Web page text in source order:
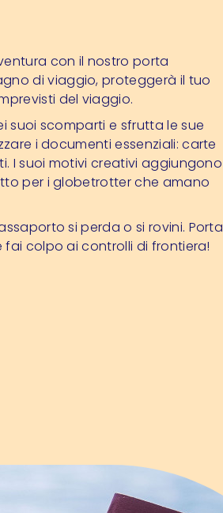
con il nostro porta
di viaggio, proteggerà il tuo
del viaggio.
suoi scomparti e sfrutta le sue
i documenti essenziali: carte
I suoi motivi creativi aggiungono
per i globetrotter che amano
si perda o si rovini. Porta
colpo ai controlli di frontiera!